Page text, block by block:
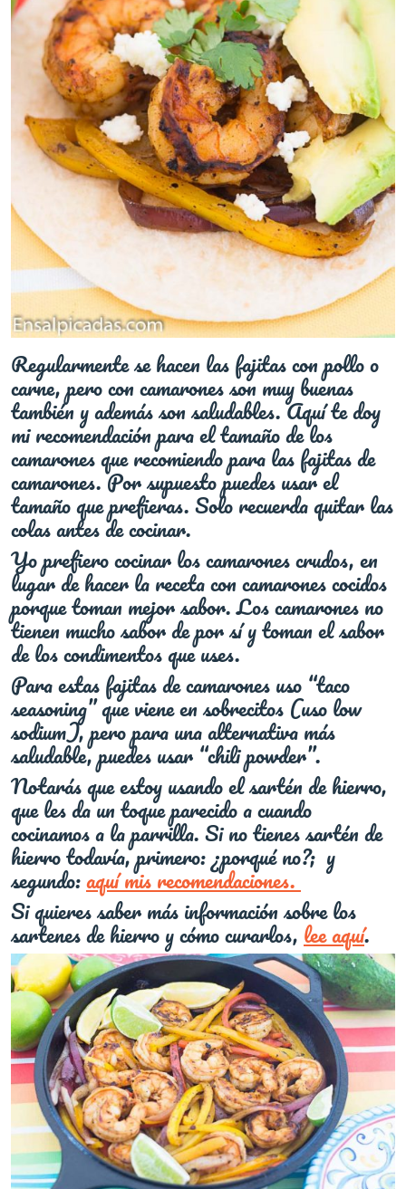
Regularmente se hacen las fajitas con pollo o
carne, pero con camarones son muy buenas
también y además son saludables. Aquí te doy
mi recomendación para el tamaño de los
camarones que recomiendo para las fajitas de
camarones. Por supuesto puedes usar el
tamaño que prefieras. Solo recuerda quitar las
colas antes de cocinar.
Yo prefiero cocinar los camarones crudos, en
lugar de hacer la receta con camarones cocidos
porque toman mejor sabor. Los camarones no
tienen mucho sabor de por sí y toman el sabor
de los condimentos que uses.
Para estas fajitas de camarones uso “taco
seasoning” que viene en sobrecitos (uso low
sodium), pero para una alternativa más
saludable, puedes usar “chili powder”.
Notarás que estoy usando el sartén de hierro,
que les da un toque parecido a cuando
cocinamos a la parrilla. Si no tienes sartén de
hierro todavía, primero: ¿porqué no?; y
segundo:aquí mis recomendaciones.
Si quieres saber más información sobre los
sartenes de hierro y cómo curarlos, lee aquí.